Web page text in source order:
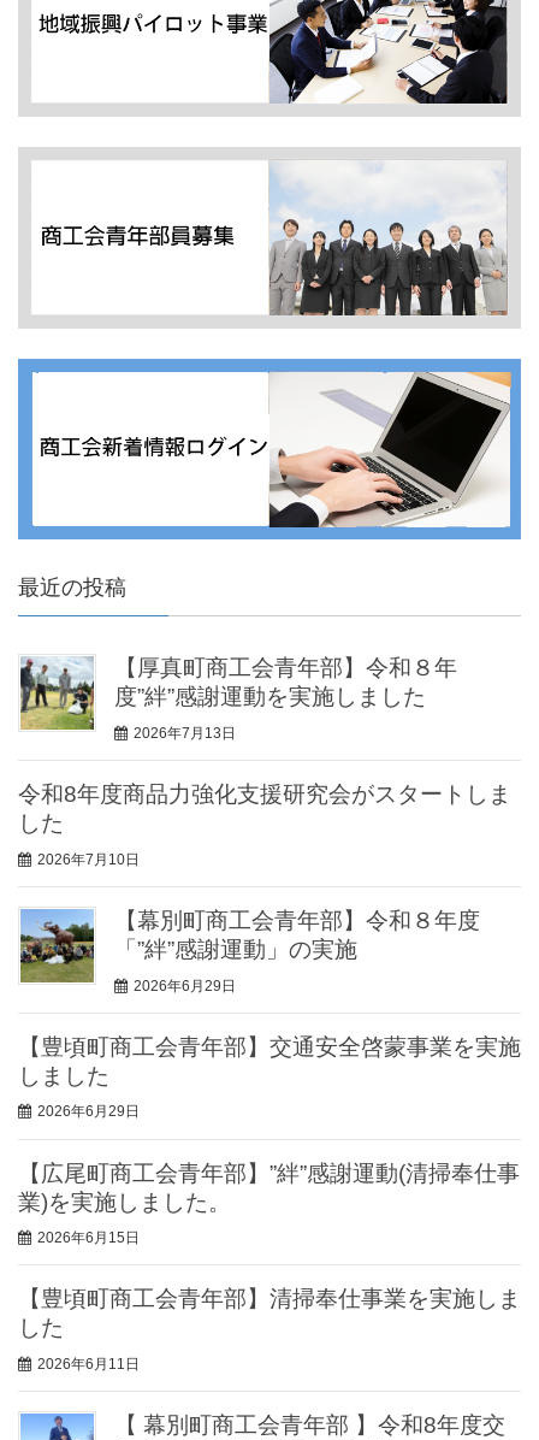
最近の投稿
【厚真町商工会青年部】令和８年
度”絆”感謝運動を実施しました
2026年7月13日
令和8年度商品力強化支援研究会がスタートしま
した
2026年7月10日
【幕別町商工会青年部】令和８年度
「”絆”感謝運動」の実施
2026年6月29日
【豊頃町商工会青年部】交通安全啓蒙事業を実施
しました
2026年6月29日
【広尾町商工会青年部】”絆”感謝運動(清掃奉仕事
業)を実施しました。
2026年6月15日
【豊頃町商工会青年部】清掃奉仕事業を実施しま
した
2026年6月11日
【 幕別町商工会青年部 】令和8年度交